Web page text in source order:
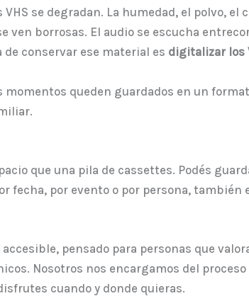
se degradan. La humedad, el polvo,
ven borrosas. El audio se escucha
conservar ese material es digitalizar los
momentos queden guardados en un
que una pila de cassettes. Podés
fecha, por evento o por persona,
pensado para personas que
Nosotros nos encargamos del
cuando y donde quieras.